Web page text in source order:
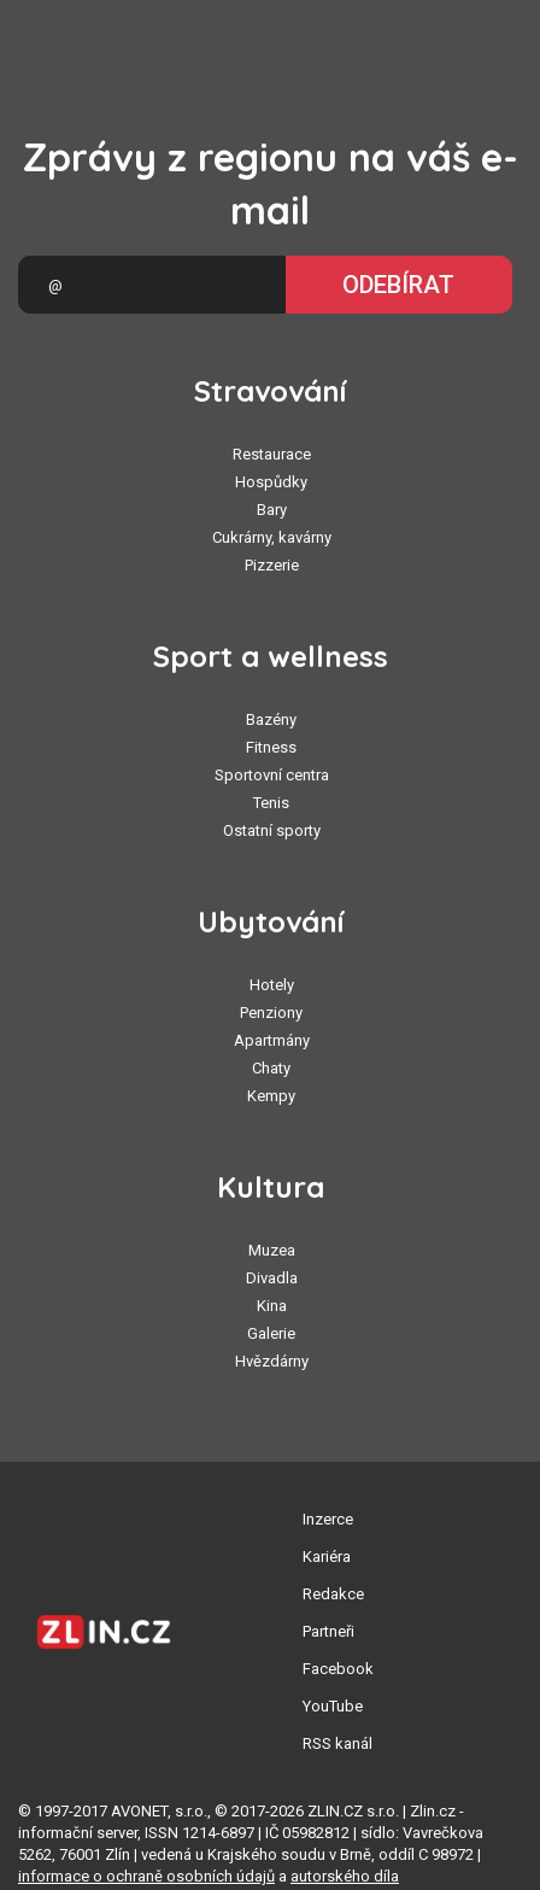
Zprávy z regionu na váš e-
mail
ODEBÍRAT
Stravování
Restaurace
Hospůdky
Bary
Cukrárny, kavárny
Pizzerie
Sport a wellness
Bazény
Fitness
Sportovní centra
Tenis
Ostatní sporty
Ubytování
Hotely
Penziony
Apartmány
Chaty
Kempy
Kultura
Muzea
Divadla
Kina
Galerie
Hvězdárny
Inzerce
Kariéra
Redakce
Partneři
Facebook
YouTube
RSS kanál
© 1997-2017 AVONET, s.r.o., © 2017-2026 ZLIN.CZ s.r.o. | Zlin.cz -
informační server, ISSN 1214-6897 | IČ 05982812 | sídlo: Vavrečkova
5262, 76001 Zlín | vedená u Krajského soudu v Brně, oddíl C 98972 |
informace o ochraně osobních údajů a autorského díla